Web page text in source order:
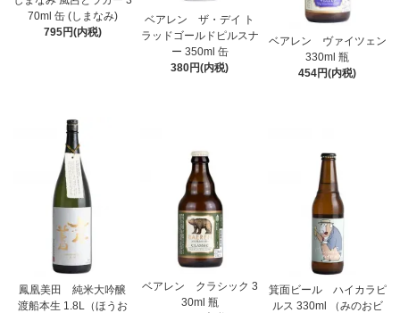
70ml 缶 (しまなみ)
795円(内税)
ベアレン ザ・デイ ト
ラッドゴールドピルスナ
ー 350ml 缶
380円(内税)
ベアレン ヴァイツェン
330ml 瓶
454円(内税)
鳳凰美田 純米大吟醸
渡船本生 1.8L（ほうお
ベアレン クラシック 3
30ml 瓶
箕面ビール ハイカラピ
ルス 330ml （みのおビ